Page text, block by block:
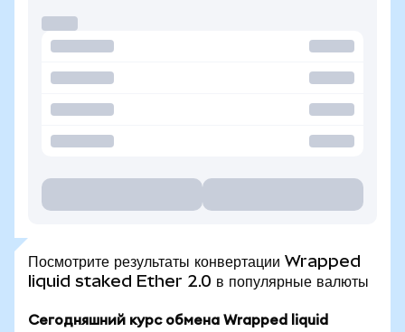
Посмотрите результаты конвертации Wrapped
liquid staked Ether 2.0 в популярные валюты
Сегодняшний курс обмена Wrapped liquid